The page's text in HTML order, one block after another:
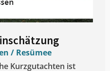
/ Resümee
Kurzgutachten ist